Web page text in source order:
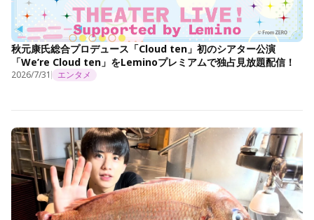
秋元康氏総合プロデュース「Cloud ten」初のシアター公演
「We’re Cloud ten」をLeminoプレミアムで独占見放題配信！
2026/7/31 エンタメ